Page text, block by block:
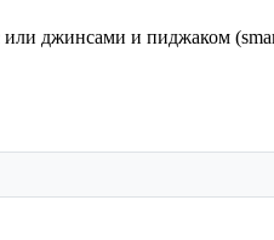
джинсами и пиджаком